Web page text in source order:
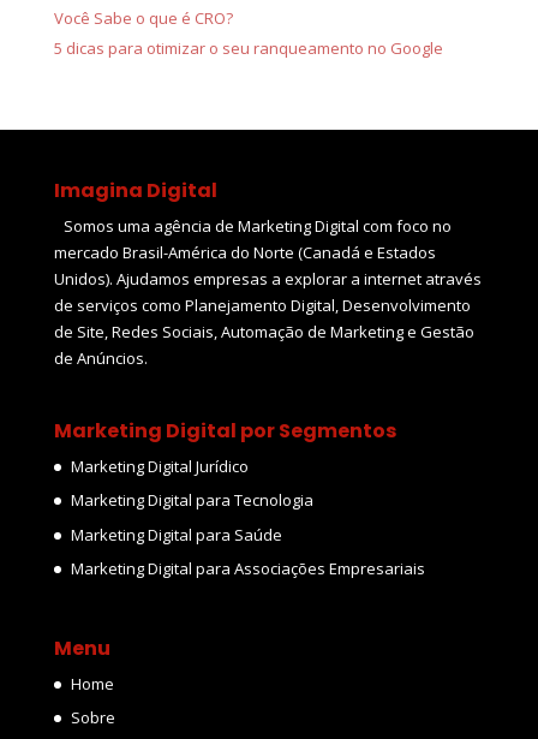
Você Sabe o que é CRO?
5 dicas para otimizar o seu ranqueamento no Google
Imagina Digital
Somos uma agência de Marketing Digital com foco no
mercado Brasil-América do Norte (Canadá e Estados
Unidos). Ajudamos empresas a explorar a internet através
de serviços como Planejamento Digital, Desenvolvimento
de Site, Redes Sociais, Automação de Marketing e Gestão
de Anúncios.
Marketing Digital por Segmentos
Marketing Digital Jurídico
Marketing Digital para Tecnologia
Marketing Digital para Saúde
Marketing Digital para Associações Empresariais
Menu
Home
Sobre